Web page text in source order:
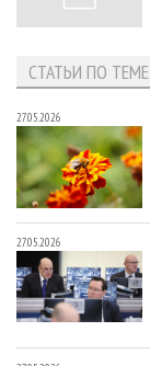
СТАТЬИ ПО ТЕМЕ
27.05.2026
27.05.2026